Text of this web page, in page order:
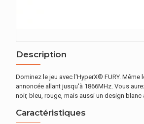
Description
Dominez le jeu avec l'HyperX® FURY.
annoncée allant jusqu'à 1866MHz. Vous
noir, bleu, rouge, mais aussi un design
Caractéristiques